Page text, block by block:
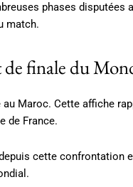
phases disputées
match.
finale du
Maroc. Cette affiche
de France.
cette confrontation